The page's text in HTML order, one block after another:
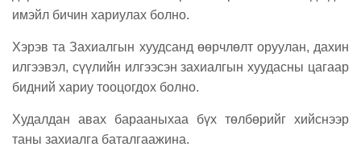
имэйл бичин хариулах болно.
Хэрэв та Захиалгын хуудсанд өөрчлөлт оруулан, дахин
илгээвэл, сүүлийн илгээсэн захиалгын хуудасны цагаар
бидний хариу тооцогдох болно.
Худалдан авах барааныхаа бүх төлбөрийг хийснээр
таны захиалга баталгаажина.